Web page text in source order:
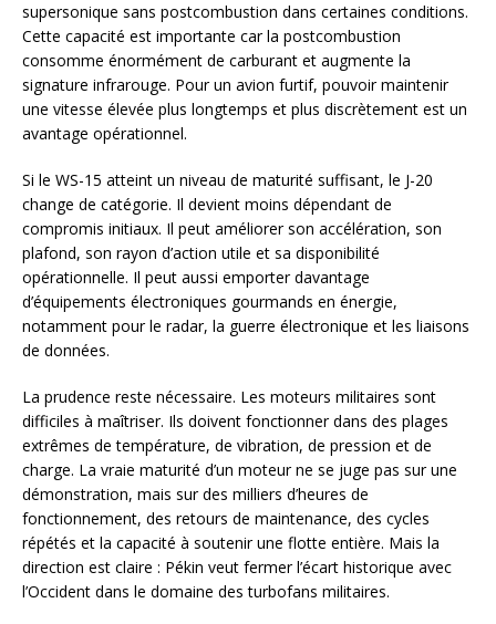
supersonique sans postcombustion dans certaines conditions.
Cette capacité est importante car la postcombustion
consomme énormément de carburant et augmente la
signature infrarouge. Pour un avion furtif, pouvoir maintenir
une vitesse élevée plus longtemps et plus discrètement est un
avantage opérationnel.
Si le WS-15 atteint un niveau de maturité suffisant, le J-20
change de catégorie. Il devient moins dépendant de
compromis initiaux. Il peut améliorer son accélération, son
plafond, son rayon d’action utile et sa disponibilité
opérationnelle. Il peut aussi emporter davantage
d’équipements électroniques gourmands en énergie,
notamment pour le radar, la guerre électronique et les liaisons
de données.
La prudence reste nécessaire. Les moteurs militaires sont
difficiles à maîtriser. Ils doivent fonctionner dans des plages
extrêmes de température, de vibration, de pression et de
charge. La vraie maturité d’un moteur ne se juge pas sur une
démonstration, mais sur des milliers d’heures de
fonctionnement, des retours de maintenance, des cycles
répétés et la capacité à soutenir une flotte entière. Mais la
direction est claire : Pékin veut fermer l’écart historique avec
l’Occident dans le domaine des turbofans militaires.